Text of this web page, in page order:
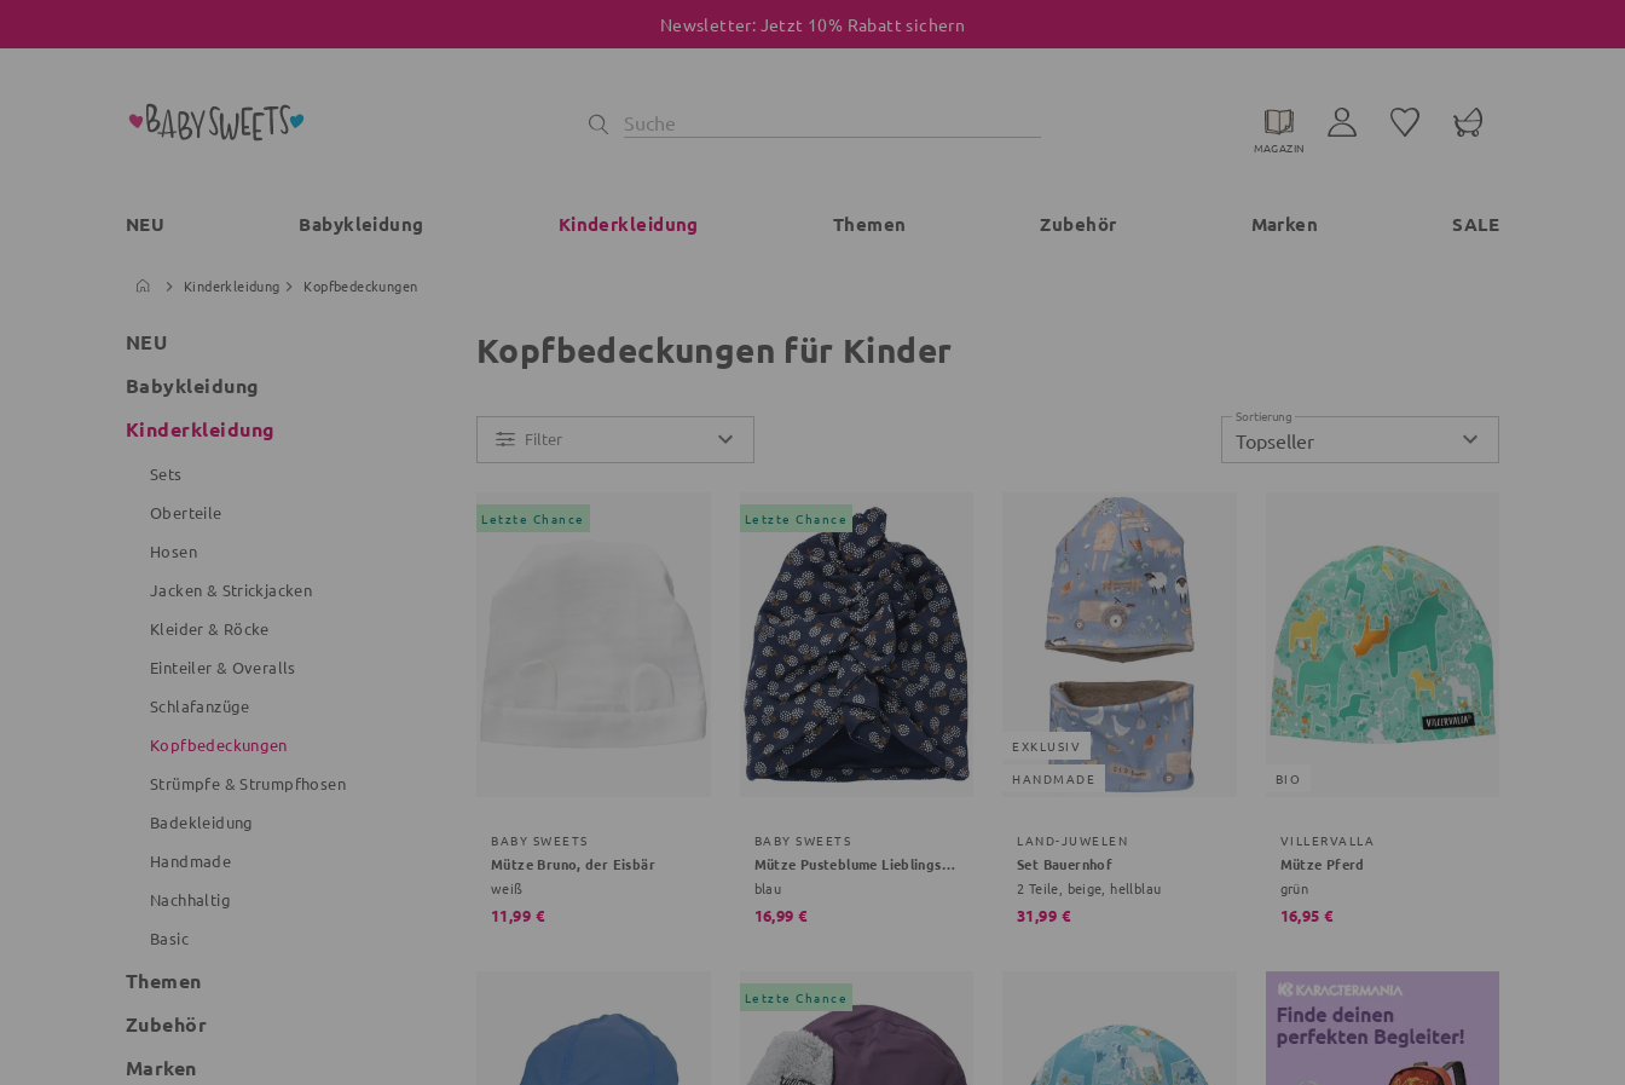
Newsletter: Jetzt 10% Rabatt sichern
MAGAZIN
NEU Babykleidung Kinderkleidung Themen Zubehör Marken SALE
Kinderkleidung Kopfbedeckungen
NEU
Babykleidung
Kinderkleidung
Sets
Oberteile
Hosen
Jacken & Strickjacken
Kleider & Röcke
Einteiler & Overalls
Schlafanzüge
Kopfbedeckungen
Strümpfe & Strumpfhosen
Badekleidung
Handmade
Nachhaltig
Basic
Themen
Zubehör
Marken
Kopfbedeckungen für Kinder
Filter
Sortierung
Topseller
Letzte Chance
BABY SWEETS
Mütze Bruno, der Eisbär
weiß
11,99 €
Letzte Chance
BABY SWEETS
Mütze Pusteblume Lieblingsstücke
blau
16,99 €
EXKLUSIV
HANDMADE
LAND-JUWELEN
Set Bauernhof
2 Teile, beige, hellblau
31,99 €
BIO
VILLERVALLA
Mütze Pferd
grün
16,95 €
Letzte Chance